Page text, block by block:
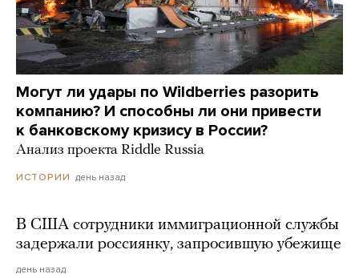
Могут ли удары по Wildberries разорить
компанию? И способны ли они привести
к банковскому кризису в России?
Анализ проекта Riddle Russia
ИСТОРИИ день назад
В США сотрудники иммиграционной службы
задержали россиянку, запросившую убежище
день назад